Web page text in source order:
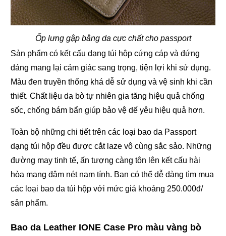
Ốp lưng gập bằng da cực chất cho passport
Sản phẩm có kết cấu dạng túi hộp cứng cáp và đứng
dáng mang lại cảm giác sang trọng, tiện lợi khi sử dụng.
Màu đen truyền thống khá dễ sử dụng và vệ sinh khi cần
thiết. Chất liệu da bò tự nhiên gia tăng hiệu quả chống
sốc, chống bám bẩn giúp bảo vệ dế yêu hiệu quả hơn.
Toàn bộ những chi tiết trên các loại bao da Passport
dạng túi hộp đều được cắt laze vô cùng sắc sảo. Những
đường may tinh tế, ấn tượng càng tôn lên kết cấu hài
hòa mang đậm nét nam tính. Bạn có thể dễ dàng tìm mua
các loại bao da túi hộp với mức giá khoảng 250.000đ/
sản phẩm.
Bao da Leather IONE Case Pro màu vàng bò